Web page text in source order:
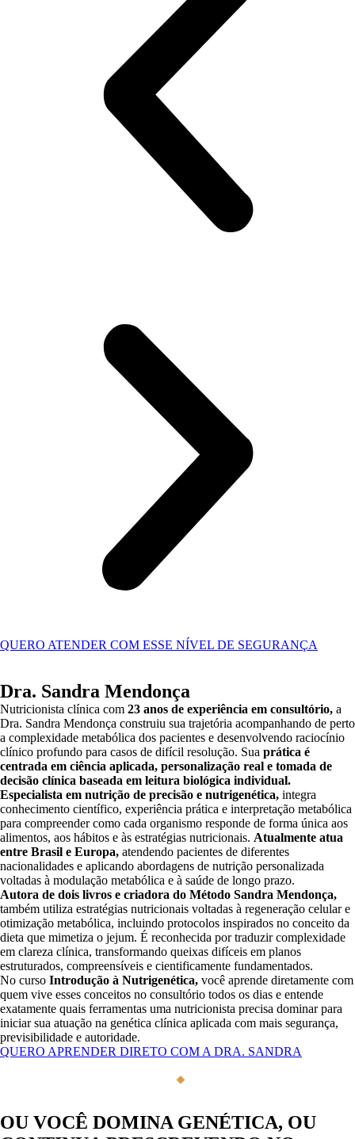
QUERO ATENDER COM ESSE NÍVEL DE SEGURANÇA
Dra. Sandra Mendonça
Nutricionista clínica com 23 anos de experiência em consultório, a
Dra. Sandra Mendonça construiu sua trajetória acompanhando de perto
a complexidade metabólica dos pacientes e desenvolvendo raciocínio
clínico profundo para casos de difícil resolução. Sua prática é
centrada em ciência aplicada, personalização real e tomada de
decisão clínica baseada em leitura biológica individual.
Especialista em nutrição de precisão e nutrigenética, integra
conhecimento científico, experiência prática e interpretação metabólica
para compreender como cada organismo responde de forma única aos
alimentos, aos hábitos e às estratégias nutricionais. Atualmente atua
entre Brasil e Europa, atendendo pacientes de diferentes
nacionalidades e aplicando abordagens de nutrição personalizada
voltadas à modulação metabólica e à saúde de longo prazo.
Autora de dois livros e criadora do Método Sandra Mendonça,
também utiliza estratégias nutricionais voltadas à regeneração celular e
otimização metabólica, incluindo protocolos inspirados no conceito da
dieta que mimetiza o jejum. É reconhecida por traduzir complexidade
em clareza clínica, transformando queixas difíceis em planos
estruturados, compreensíveis e cientificamente fundamentados.
No curso Introdução à Nutrigenética, você aprende diretamente com
quem vive esses conceitos no consultório todos os dias e entende
exatamente quais ferramentas uma nutricionista precisa dominar para
iniciar sua atuação na genética clínica aplicada com mais segurança,
previsibilidade e autoridade.
QUERO APRENDER DIRETO COM A DRA. SANDRA
◆DRA. SANDRA
OU VOCÊ DOMINA GENÉTICA, OU